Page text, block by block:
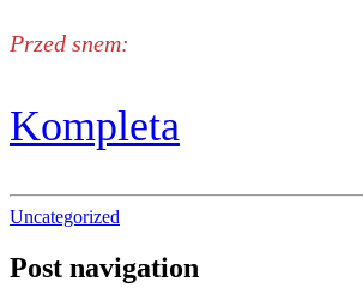
Przed snem:
Kompleta
Uncategorized
Post navigation